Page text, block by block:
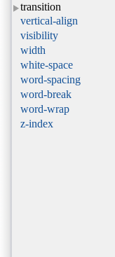
transition
vertical-align
visibility
width
white-space
word-spacing
word-break
word-wrap
z-index